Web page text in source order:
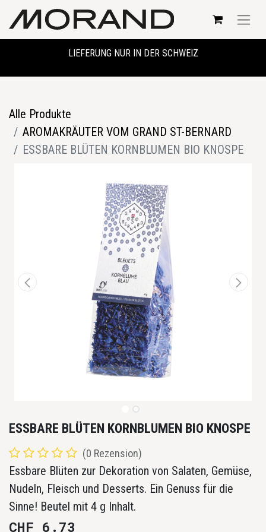
LIEFERUNG NUR IN DER SCHWEIZ
Alle Produkte
AROMAKRÄUTER VOM GRAND ST-BERNARD
ESSBARE BLÜTEN KORNBLUMEN BIO KNOSPE
ESSBARE BLÜTEN KORNBLUMEN BIO KNOSPE
(0 Rezension)
Essbare Blüten zur Dekoration von Salaten, Gemüse,
Nudeln, Fleisch und Desserts. Ein Genuss für die
Sinne! Beutel mit 4 g Inhalt.
CHF 6.73